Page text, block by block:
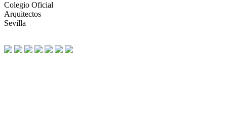
Colegio Oficial
Arquitectos
Sevilla